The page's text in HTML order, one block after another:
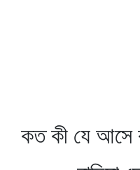
কত কী যে আসে